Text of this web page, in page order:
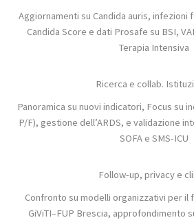
Aggiornamenti su Candida auris, infezioni
Candida Score e dati Prosafe su BSI,
Terapia Intensiva
Ricerca e collab.
Panoramica su nuovi indicatori, Focus su
P/F), gestione dell’ARDS, e validazione
SOFA e SMS-ICU
Follow-up, privacy e
Confronto su modelli organizzativi per il
GiViTI–FUP Brescia, approfondimento